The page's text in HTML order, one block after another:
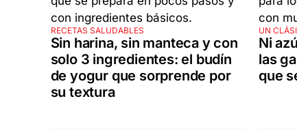
RECETAS SALUDABLES
Sin harina, sin manteca y con
solo 3 ingredientes: el budín
de yogur que sorprende por
su textura
UN
Ni
las
que